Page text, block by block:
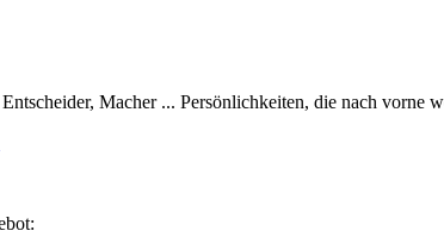
Macher ... Persönlichkeiten, die nach